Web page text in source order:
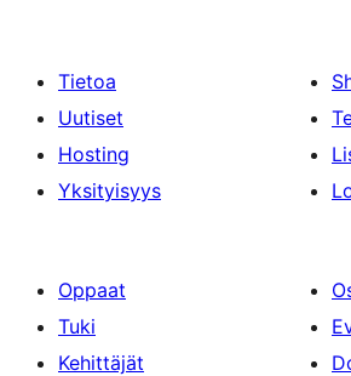
Tietoa
Uutiset
Hosting
Yksityisyys
Oppaat
Tuki
Kehittäjät